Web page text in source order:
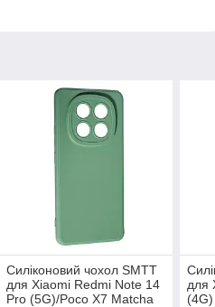
Силіконовий чохол SMTT
для Xiaomi Redmi Note 14
Pro (5G)/Poco X7 Matcha
для